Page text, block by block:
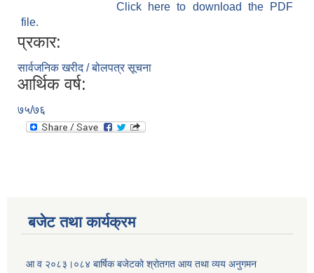
Click here to download the PDF
file.
प्रकार:
सार्वजनिक खरीद / बोलपत्र सूचना
आर्थिक वर्ष:
७५/७६
बजेट तथा कार्यक्रम
आ व २०८३।०८४ बार्षिक बजेटको श्रोतगत आय तथा व्यय अनुगमन